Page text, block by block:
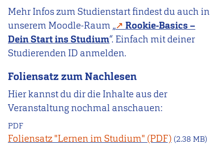
Mehr Infos zum Studienstart findest du auch in
unserem Moodle-Raum „
Rookie-Basics –
Dein Start ins Studium“. Einfach mit deiner
Studierenden ID anmelden.
Foliensatz zum Nachlesen
Hier kannst du dir die Inhalte aus der
Veranstaltung nochmal anschauen:
PDF
Foliensatz "Lernen im Studium" (2.38 MB)